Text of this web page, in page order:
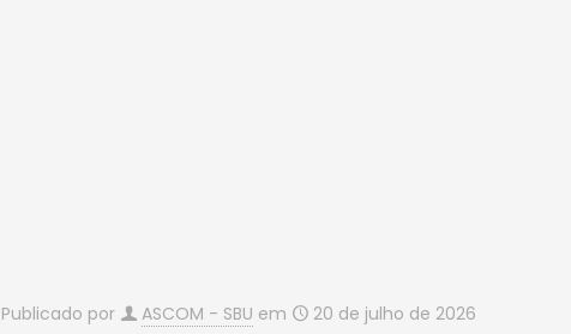
Publicado por ASCOM - SBU em 20 de julho de 2026